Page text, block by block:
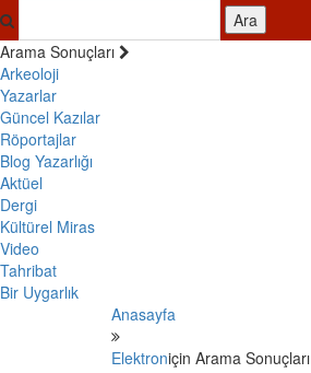
Ara
Arama Sonuçları
Arkeoloji
Yazarlar
Güncel Kazılar
Röportajlar
Blog Yazarlığı
Aktüel
Dergi
Kültürel Miras
Video
Tahribat
Bir Uygarlık
Anasayfa
Elektroniçin Arama Sonuçları